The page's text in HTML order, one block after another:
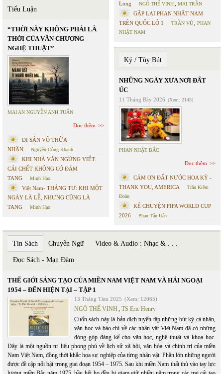
Tiểu Luận
“THỜI NÀY KHÔNG PHẢI LÀ
THỜI CỦA VĂN CHƯƠNG
NGHỆ THUẬT”
MAI AN NGUYỄN ANH TUẤN
Đọc thêm
DI SẢN VÔ THỪA
NHẬN
Nguyễn Công Khanh
KHI NHÀ VĂN NGỪNG VIẾT:
CÁI CHẾT KHÔNG CÓ ĐÁM
TANG
Minh Hạo
Việt Nam- THÁNG TƯ: KHI MỘT
NGÀY LÀ LỄ, NHƯNG CŨNG LÀ
TANG
Minh Hạo
Long
NGÔ THẾ VINH, MAI TRẦN
GẶP LẠI PHAN NHẬT NAM
TRÊN QUỐC LỘ 1
TRẦN VŨ, PHAN
NHẬT NAM
Ký / Tùy Bút
NHỮNG NGÀY XƯA NƠI ĐẤT
ÚC
11 Tháng Bảy 2026 (Xem: 2143)
PHAN NHẬT BẮC
Đọc thêm
CÁM ƠN ĐẤT NƯỚC HOA KỲ -
THANK YOU, AMERICA
Trần Kiêm
Đoàn
KỂ CHUYỆN FIFA WORLD CUP
2026
Phan Tấn Uẩn
Tin Sách Chuyển Ngữ Video & Audio : Nhạc & . . .
Đọc Sách - Mạn Đàm
THẾ GIỚI SÁNG TẠO CỦA MIỀN NAM VIỆT NAM VÀ HẢI NGOẠI
1954 – ĐẾN HIỆN TẠI – TẬP 1
13 Tháng Tám 2025 (Xem: 12065)
NGÔ THẾ VINH, TS Eric Henry
Cuốn sách này là bản dịch tuyển tập những bút ký cá nhân,
văn học và báo chí về các nhân vật Việt Nam đã có những
đóng góp đáng kể cho văn học, nghệ thuật và khoa học.
Đây là một nguồn tư liệu phong phú về lịch sử xã hội, văn hóa và chính trị của miền
Nam Việt Nam, đồng thời khắc họa sự nghiệp của từng nhân vật. Phần lớn những người
được đề cập nổi bật trong giai đoạn 1954 – 1975. Sau khi miền Nam thất thủ vào tay lực